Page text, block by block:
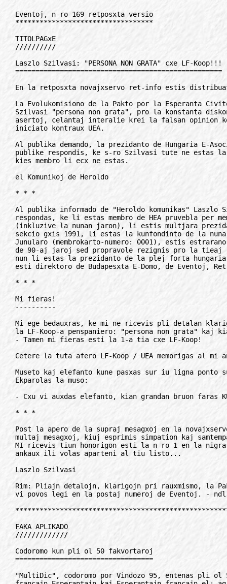
Eventoj, n-ro 169 retposxta versio
**********************************

TITOLPAGxE
//////////

Laszlo Szilvasi: "PERSONA NON GRATA" cxe LF-Koop!!!
===================================================

En la retposxta novajxservo ret-info estis distribuataj la subaj mesagxoj:

La Evolukomisiono de la Pakto por la Esperanta Civito deklaris s-ron Laszlo
Szilvasi "persona non grata", pro la konstanta diskonigo de tendencaj
asertoj, celantaj interalie krei la falsan opinion ke la Pakto estas
iniciato kontraux UEA.

Al publika demando, la prezidanto de Hungaria E-Asocio, d-ro Nanovfszky,
publike respondis, ke s-ro Szilvasi tute ne estas la proparolanto de HEA,
kies membro li ecx ne estas.

el Komunikoj de Heroldo

* * *

Al publika informado de "Heroldo komunikas" Laszlo Szilvasi publike
respondas, ke li estas membro de HEA pruvebla per membrokarto ekde 1974
(inkluzive la nunan jaron), li estis multjara prezidanto de ties junulara
sekcio gxis 1991, li estas la kunfondinto de la nuna sendependa Hungara E-
Junularo (membrokarto-numero: 0001), estis estrarano de HEA en la komenco
de 90-aj jaroj sed propravole rezignis pro la tieaj (tiamaj) pensmanieroj,
nun li estas la prezidanto de la plej forta hungaria E-asocio KEA (krom
esti direktoro de Budapesxta E-Domo, de Eventoj, Ret-Info ktp. ktp.)

* * *

Mi fieras!
----------

Mi ege bedauxras, ke mi ne ricevis pli detalan klarigon: kion signifas en
la LF-Koop-a penspaniero: "persona non grata" kaj kiajn sekvojn gxi havas?
- Tamen mi fieras esti la 1-a tia cxe LF-Koop!

Cetere la tuta afero LF-Koop / UEA memorigas al mi anekdoton:

Museto kaj elefanto kune pasxas sur iu ligna ponto super iu rivero.
Ekparolas la muso:

- Cxu vi auxdas elefanto, kian grandan bruon faras KUNE niaj piedoj?

* * *

Post la apero de la supraj mesagxoj en la novajxservo ret-info, venis
multaj mesagxoj, kiuj esprimis simpation kaj samtempan envion: kial gxuste
MI ricevis tiun honorigon esti la n-ro 1 en la nigra listo de LF-Koop, ja
ankaux ili volas aparteni al tiu listo...

Laszlo Szilvasi

Rim: Pliajn detalojn, klarigojn pri rauxmismo, la Pakto ktp. LF-Koop ktp.
vi povos legi en la postaj numeroj de Eventoj. - ndlr

***************************************************************************

FAKA APLIKADO
/////////////

Codoromo kun pli ol 50 fakvortaroj
==================================

"MultiDic", codoromo por Vindozo 95, entenas pli ol 50 fakvortarojn
francajn-Esperantajn kaj Esperantajn-francajn el: agrikulturo, anatomio,
arkitekturo-konstruado, arkeologio, artoj, astronomio, aviado, botaniko,
fervojoj, cxasado, kemio, kuirado, ekonomio, elektro-elektroniko,
entomologio, familiaraj vortoj, figuraj vortoj, geografio, geologio,
gramatiko, heraldiko, historio, iktiologio (fisxoj), komputiko, juro,
likvajxoj, literaturo, maro, matematiko, medicino, meteologio, milito,
mineralogio, muziko, mitologio, propraj nomoj, ornitologio, iloj-masxinoj,
landoj-logxantoj-lingvoj, fotografio-optiko-kino, antaunomoj, profesioj,
proverboj-esprimoj, religioj, sportoj-ludoj, tekniko, telekomunikoj,
televido-radio, titoloj, vehikloj, vestajxoj, zoologio.

Franclingva programo kaj Esperantaj signaroj en la codoromo ebligas la
vidigon de la vortaroj kaj sercxadon de Esperantaj kaj francaj vortoj. Vi
povas vidigi ankaux viajn proprajn dokumentojn en Esperanto. Pliaj informoj
haveblas cxe:

Christian Bertin,
La Bnairie, Route de Servon, FR-35410 Chateaugiron, Francio
Rete: christian.bertin@forigu.lemel.fr.
http://www.esp.webprovider.com

***************************************************************************

Reta vortaro en Esperanto
=========================

Cxe la retadreso: http://www.dictionaries.travlang.com oni trovas
tradukprogramon por 17 lingvoj. Unu el ili estas Esperanto, el kiu oni
povas traduki al ok diversaj lingvoj kaj inverse. La vorttrezoro de la
programo estas ne malgranda. Gxi havas 54000 elirojn por la nederlanda, po
cxirkaux 15000 por la angla, franca, germana, portugala kaj po 2000 gxis
6000 por la hispana, itala, norvega lingvoj. Memkompreneble cxi tiu
programo ne estas senerara, sed oni povas gxin uzi tre utile.

Ulrich Matthias
Ohmstr 13. DE-651999 Wiesbaden, Germanio

***************************************************************************

Fervojistoj jam kongresis
=========================

La unua kunveno de la Faka Komisiono komencigxis kun konsiderinda malfruo.
Sekretario de Fake Aplika Sekcio, S-ro Tomisxek bonvenigis la nemultajn
cxeestantojn, kaj vocxlegis la raporton. La partoprenantoj enigis en la
tagordan punkton 1-an: raportojn de la landaj respondeculoj, cxar en
antauxaj kongresoj kelkaj landoj raportis en terminara sekcio pri ekzemple
Esperanto en horaroj, kio ja sxajnas esti apliko de Esperanto. Kiel kutime
la prelegontoj nevolonte respektas la deziron anticipe informi pri siaj
intencoj, sed por la nuna kongreso ecx estos demando, cxu suficxos la
programita tempo.

D-ro Hoffmann, sekretario de la Terminara Sekcio, transprenis la gvidadon,
vocxlegis sian raporton, poste ankaux la landaj reprezentantoj raportis pri
siaj faroj. Por la tria eldono de Raillexic, kiu supozeble aperos fine de
la jaro, la limdato sxovigxis al la komenco de junio, tio donas al ni la
eblon enigi dum la nuna kongreso pritraktitajn termindecidojn en gxin.

E. Henning Olsen
agestin@forigu.club-internet.fr
eltirajxo el al kongresa kuriero

***************************************************************************

Teknikaj Kajeroj
================

Jxus aperis du novaj brosxuroj en la serio "Teknikaj Kajeroj" de Gilbert R.
Ledon.

La libro "Ikaro ne songxis, Kial aviadiloj flugas?" temas pri la historio
de aviado kaj pri aviadilo, gxi krome enhavas iom da meteajxoj.

La alia libro "Hermetikaj pumpiloj (por mediprotektado)" enhavas
gxeneralajxojn pri hermetikaj mediprotektaj pumpiloj, klasigon kaj
karakterizon de pumpiloj. Ambaux brosxuroj estas haveblaj en la libroservo
de Flandra E-Ligo:

Frankrijklei 140, BE-2000 Antwerpen
retbutiko@forigu.fel.esperanto.be

***************************************************************************

KONTAKTOJ SERCxATAJ
///////////////////

Arkitektoroj, helpu!
====================

Mi estas ingxeniero-ekonomisto pri konstruado kaj laboras en instituto pri
urba kaj vilagxa planado cxe la ministerio pri konstruado. Mia filo estas
studento de la kvara jaro en Hanoja Arkitekta Instituto.

Mi sxatus havi multajn dokumentojn pri pri la konstruada fako kaj la movado
tra la mondo, sed en Vjetnamio mi ne povas trovi multon. Mi esperas ke
ekzistas samideanoj, kiuj povas helpi min.

Thieu Kuang Dieu To
31 - cum 5 - P. Phucxa - BD Hanoi, Vjetnamio

***************************************************************************

ARANGxOJ
////////

Ferii en Esperantujo kun la familio
===================================

Cxu vi sxatus ferii kun viaj infanoj en Esperantorenkontigxo cxi-somere?
Cxu sperti denove Esperantoetoson kun homoj el multaj landoj kaj samtempe
kunesti kun viaj idoj? Aux cxu sen propraj infanoj partopreni en
renkontigxo de multaj homoj, duone plenkreskuloj, el kiuj preskaux cxiu de
multaj jaroj regas Esperanton?

Partoprenu la Familian Feriadon (FF 99) de la 14-a gxis la 21-a de auxgusto
en la kastelo Przytok apud Zielona Gora ( 20 km de la UK-urbo Berlino).
Samloke de la 7-a gxis la 14-a de auxgusto , tuj post la UK, okazos la 22-a
Renkontigxo de Esperantistaj Familioj (22-a REF), al kiu ni invitas
infanojn, kiuj hejme regule auxdas Esperanton, kaj iliajn gepatrojn.

La programo antauxvidas cxiutagan kantadon, ludadon kaj diversajn okupojn
por la infanoj inkluzive de plauxdado en akvobaseneto. Kutime pluraj
gepatroj ofertas prelegojn pri diversaj temoj kaj certe vi povos diskuti
pri lingva kaj cetera edukado de infanoj kaj pri preskaux cxio alia.
Informoj cxe:

Lu Wunsch-Rolshoven
Braunschweiger str. 72. DE-12055 Berlin, Germanio
luwunsch@forigu.bigfoot.de

***************************************************************************

Kultura Esperanto-Festivalo
===========================

Kultura Esperanto-Festivalo translokigxos de Svedio kaj Danio al Finnio.
Gxi okazos venontjare de la 13-a gxis la 20-a de auxgusto proksime al
Helsinki. Kontaktadreso:

Kultura Esperanto-Festivalo 2000,
Siltasaarenkatu 15 C 65, FI-00530 Helsinki, Finnio
Rete: aritamak@forigu.ra.abo.fi

***************************************************************************

Kompleta monata kalendaro
=========================

La kompleta jara listo de E-arangxoj dauxre aktualigata de ni, troveblas en
interreto http://www.hungary.net/esperanto/. Korektoj, aldonoj estas
bonvenaj! Por ricevi txt-formatan version sendu mesagxon (enhavo ne gravas)
al la auxtomato: kalendaro@forigu.esperanto.org

29.07-01.08. 18-a Komuna Seminario (KS18), Wanihama. Inf: Japana Esperanto-
  Instituto, Sinzyuku-ku, Waseda 12-3, JP-162-0042, Japanio. Rete:
  junuloj@forigu.po.teleway.ne.jp

30.07-07.08. Karavano de Orbis Pictus, Zagreb-Prago-Berlino-Zagreb. Inf:
  Inf: Orbis Pictus de Visxnja Brankovicx, Via Leghissa 6, IT-34131 Trieste,
  Italio. Tel/fakso: +39-040-767875. Rete: orbispictus@forigu.iol.it

31.08. Speciala karavano de SAT al UK, Karlovy Vary-Drezdeno-Berlino. Inf:
  KAVA-PECH, Petro Chrdle, Anglicka 878, CZ-25229 Dobrichovice, Cxehio. Tel:
  +420-2-99112201, fakso: +420-2-99121126, rete: chrdle@forigu.kava-pech.cz

31.07-07.08. 84-a Universala Kongreso de E., Berlin. Inf: LKK, d-ro Bengt-
  Arne Wickstrom, Weseler Str. 17, DE-10318 Berlin. Rete:
  UK99.Berlin@forigu.wiwi.hu-berlin.de

01-03.08. Grimpado al Taibai-monto. Inf: Vicio, Jian-Gong-Lu 3, CN-710043
  Xi'an, Cxinio. Tel/fakso: +86-29-2232952. Rete: vicio@forigu.esperanto.nu aux
  agrikultura @forigu.esperanto.nu

01-06.08. 12-a Mondkongreso de Aplika Lingvistiko (AILA '99), Tokio. Inf:
  Japana Esperanto-Instituto, Waseda-mati 12-3, JP-162-0042 Tokio, Japanio.
  Tel: +81-3-32034582. Rete: jei@forigu.mre.biglobe.ne.jp

01-07.08. Kurso pri peckurado, Gresillon. Inf: Kultura Esperanto-Domo,
  Kastelo Gresillon, FR-49150 Bauge, Francio. Tel/fak